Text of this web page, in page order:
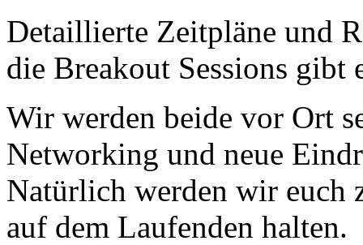
Detaillierte Zeitpläne und
die Breakout Sessions gibt
Wir werden beide vor Ort
Networking und neue
Natürlich werden wir euch
auf dem Laufenden halten.